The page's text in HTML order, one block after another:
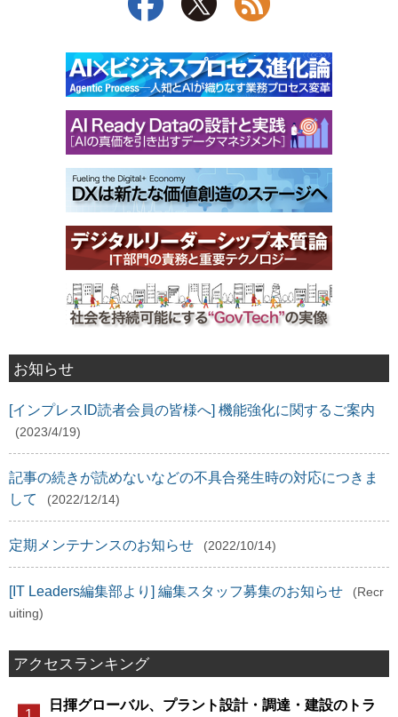
お知らせ
[インプレスID読者会員の皆様へ] 機能強化に関するご案内
(2023/4/19)
記事の続きが読めないなどの不具合発生時の対応につきま
して
(2022/12/14)
定期メンテナンスのお知らせ (2022/10/14)
[IT Leaders編集部より] 編集スタッフ募集のお知らせ
(Recr
uiting)
アクセスランキング
日揮グローバル、プラント設計・調達・建設のトラ